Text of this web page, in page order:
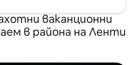
ваканционни
в района на Ленти